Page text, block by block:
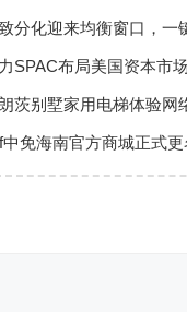
定义新会陈皮高质量发
分化迎来均衡窗口，一
华夏火热开售
SPAC布局美国资本市
金赛道
茨别墅家用电梯体验网
实现高效服务响应
免海南官方商城正式更